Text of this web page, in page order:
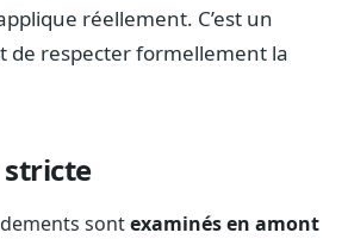
Hémicycle
réellement. C’est un
de respecter formellement la
sontexaminés en amont